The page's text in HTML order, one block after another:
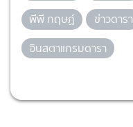
พีพี กฤษฏ์
ข่าวดารา
อินสตาแกรมดารา